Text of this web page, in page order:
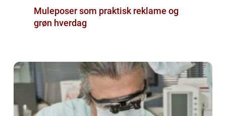
Muleposer som praktisk reklame og
grøn hverdag